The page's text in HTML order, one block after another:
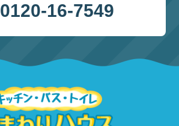
0120-16-7549